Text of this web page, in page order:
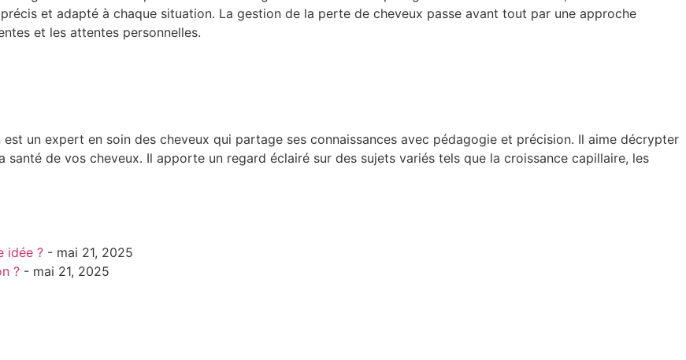
et adapté à chaque situation. La gestion de la perte de cheveux passe avant tout par une approche
et les attentes personnelles.
un expert en soin des cheveux qui partage ses connaissances avec pédagogie et précision. Il aime décrypter
de vos cheveux. Il apporte un regard éclairé sur des sujets variés tels que la croissance capillaire, les
idée ? - mai 21, 2025
? - mai 21, 2025